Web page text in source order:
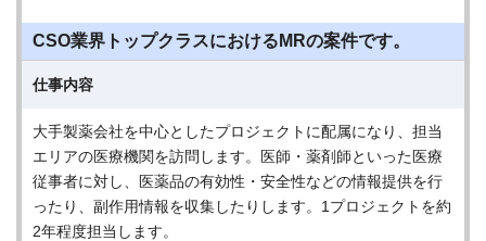
CSO業界トップクラスにおけるMRの案件です。
仕事内容
大手製薬会社を中心としたプロジェクトに配属になり、担当
エリアの医療機関を訪問します。医師・薬剤師といった医療
従事者に対し、医薬品の有効性・安全性などの情報提供を行
ったり、副作用情報を収集したりします。1プロジェクトを約
2年程度担当します。